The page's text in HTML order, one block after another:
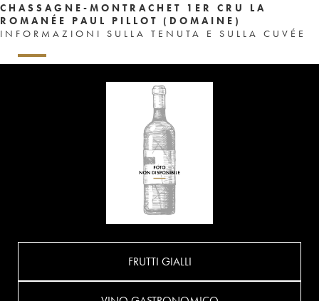
CHASSAGNE-MONTRACHET 1ER CRU LA
ROMANÉE PAUL PILLOT (DOMAINE)
INFORMAZIONI SULLA TENUTA E SULLA CUVÉE
FRUTTI GIALLI